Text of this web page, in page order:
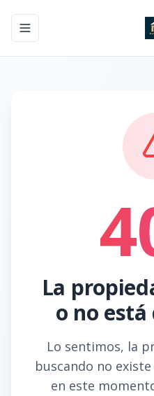
Toggle navigation menu
La
o no
Lo sentimos, la
buscando no
en este